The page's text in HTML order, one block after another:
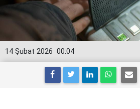
00:04
14 Şubat 2026